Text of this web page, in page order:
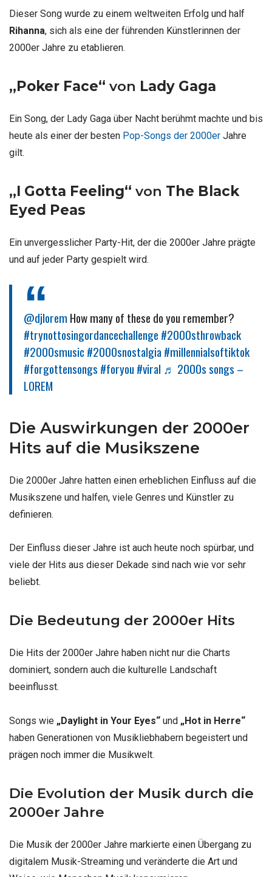
Dieser Song wurde zu einem weltweiten Erfolg und half
Rihanna, sich als eine der führenden Künstlerinnen der
2000er Jahre zu etablieren.
„Poker Face“ von Lady Gaga
Ein Song, der Lady Gaga über Nacht berühmt machte und bis
heute als einer der besten Pop-Songs der 2000er Jahre
gilt.
„I Gotta Feeling“ von The Black
Eyed Peas
Ein unvergesslicher Party-Hit, der die 2000er Jahre prägte
und auf jeder Party gespielt wird.
@djlorem How many of these do you remember?
#trynottosingordancechallenge #2000sthrowback
#2000smusic #2000snostalgia #millennialsoftiktok
#forgottensongs #foryou #viral ♬ 2000s songs –
LOREM
Die Auswirkungen der 2000er
Hits auf die Musikszene
Die 2000er Jahre hatten einen erheblichen Einfluss auf die
Musikszene und halfen, viele Genres und Künstler zu
definieren.
Der Einfluss dieser Jahre ist auch heute noch spürbar, und
viele der Hits aus dieser Dekade sind nach wie vor sehr
beliebt.
Die Bedeutung der 2000er Hits
Die Hits der 2000er Jahre haben nicht nur die Charts
dominiert, sondern auch die kulturelle Landschaft
beeinflusst.
Songs wie „Daylight in Your Eyes“ und „Hot in Herre“
haben Generationen von Musikliebhabern begeistert und
prägen noch immer die Musikwelt.
Die Evolution der Musik durch die
2000er Jahre
Die Musik der 2000er Jahre markierte einen Übergang zu
digitalem Musik-Streaming und veränderte die Art und